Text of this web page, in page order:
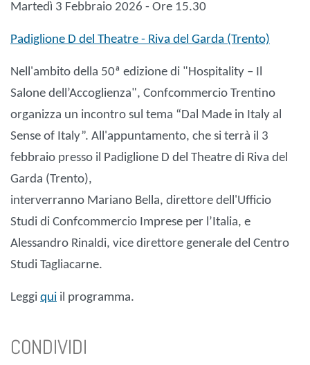
Martedì 3 Febbraio 2026 - Ore 15.30
Padiglione D del Theatre - Riva del Garda (Trento)
Nell'ambito della 50ª edizione di "Hospitality – Il
Salone dell’Accoglienza", Confcommercio Trentino
organizza un incontro sul tema “Dal Made in Italy al
Sense of Italy”. All'appuntamento, che si terrà il 3
febbraio presso il Padiglione D del Theatre di Riva del
Garda (Trento),
interverranno Mariano Bella, direttore dell'Ufficio
Studi di Confcommercio Imprese per l’Italia, e
Alessandro Rinaldi, vice direttore generale del Centro
Studi Tagliacarne.
Leggi qui il programma.
CONDIVIDI